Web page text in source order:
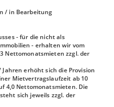
/ in Bearbeitung
- für die nicht als
- erhalten wir vom
Nettomonatsmieten zzgl. der
erhöht sich die Provision
Mietvertragslaufzeit ab 10
4,0 Nettomonatsmieten. Die
sich jeweils zzgl. der